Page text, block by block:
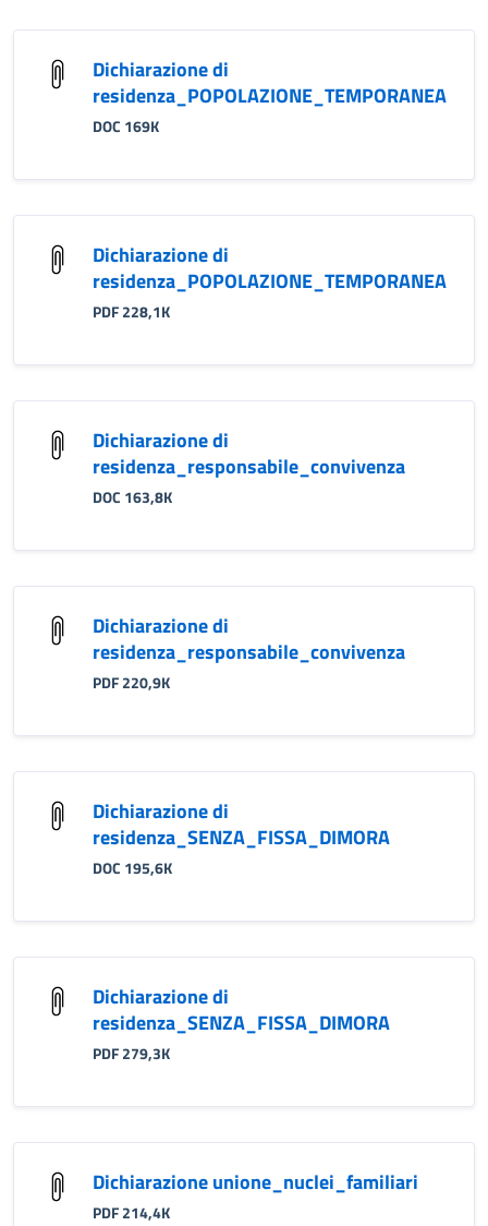
Dichiarazione di
residenza_POPOLAZIONE_TEMPORANEA
DOC 169K
Dichiarazione di
residenza_POPOLAZIONE_TEMPORANEA
PDF 228,1K
Dichiarazione di
residenza_responsabile_convivenza
DOC 163,8K
Dichiarazione di
residenza_responsabile_convivenza
PDF 220,9K
Dichiarazione di
residenza_SENZA_FISSA_DIMORA
DOC 195,6K
Dichiarazione di
residenza_SENZA_FISSA_DIMORA
PDF 279,3K
Dichiarazione unione_nuclei_familiari
PDF 214,4K